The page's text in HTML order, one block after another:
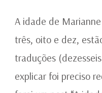
A idade de
três, oito e dez,
traduções
explicar foi preciso